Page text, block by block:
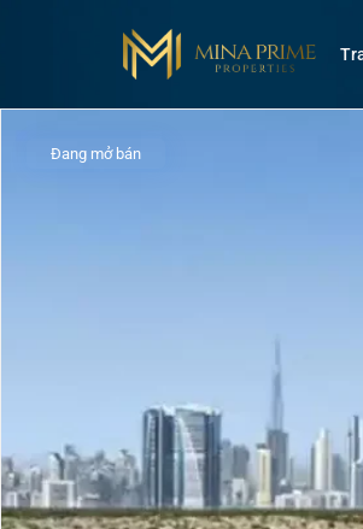
Đang mở bán